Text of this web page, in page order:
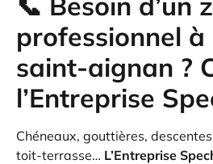
professionnel
saint-aignan ?
l’Entreprise
Chéneaux, gouttières,
toit-terrasse… L’Entreprise